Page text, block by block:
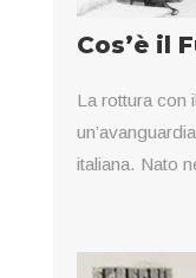
Cos’è il
La rottura con
italiana. Nato